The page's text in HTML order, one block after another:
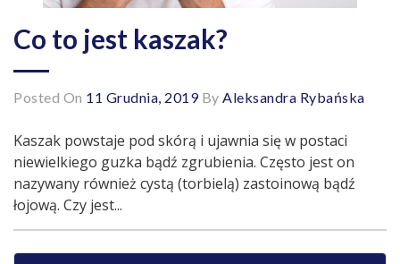
Co to jest kaszak?
Posted On 11 Grudnia, 2019By Aleksandra Rybańska
Kaszak powstaje pod skórą i ujawnia się w postaci
niewielkiego guzka bądź zgrubienia. Często jest on
nazywany również cystą (torbielą) zastoinową bądź
łojową. Czy jest...